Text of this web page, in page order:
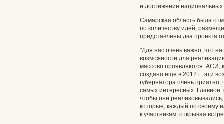
и достижение
Самарская область была
по количеству идей,
представлены два проекта
"Для нас очень важно, что
возможности для
массово проявляются. АСИ,
создано еще в 2012 г., эти
губернатора очень
самых интересных. Главное
чтобы они
которые, каждый по своему
к участникам, открывая